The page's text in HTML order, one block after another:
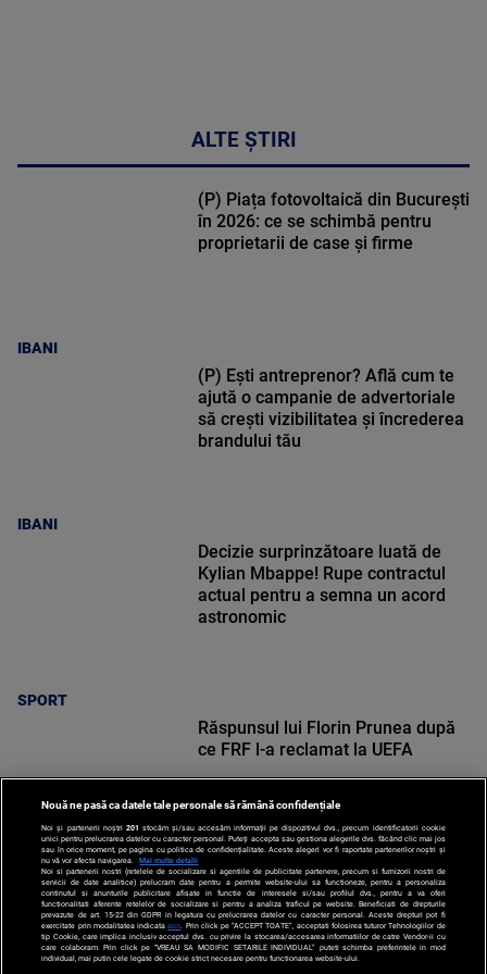
ALTE ȘTIRI
IBANI
(P) Piața fotovoltaică din București
în 2026: ce se schimbă pentru
proprietarii de case și firme
IBANI
(P) Ești antreprenor? Află cum te
ajută o campanie de advertoriale
să crești vizibilitatea și încrederea
brandului tău
SPORT
Decizie surprinzătoare luată de
Kylian Mbappe! Rupe contractul
actual pentru a semna un acord
astronomic
SPORT
Răspunsul lui Florin Prunea după
ce FRF l-a reclamat la UEFA
Nouă ne pasă ca datele tale personale să rămână confidențiale
Noi și partenerii noștri 201 stocăm și/sau accesăm informații pe dispozitivul dvs., precum identificatorii cookie
unici pentru prelucrarea datelor cu caracter personal. Puteți accepta sau gestiona alegerile dvs. făcând clic mai jos
sau în orice moment, pe pagina cu politica de confidențialitate. Aceste alegeri vor fi raportate partenerilor noștri și
nu vă vor afecta navigarea.
Mai multe detalii
Noi si partenerii nostri (retelele de socializare si agentiile de publicitate partenere, precum si furnizorii nostri de
servicii de date analitice) prelucram date pentru a permite website-ului sa functioneze, pentru a personaliza
continutul si anunturile publicitare afisate in functie de interesele si/sau profilul dvs., pentru a va oferi
functionalitati aferente retelelor de socializare si pentru a analiza traficul pe website. Beneficiati de drepturile
prevazute de art. 15-22 din GDPR in legatura cu prelucrarea datelor cu caracter personal. Aceste drepturi pot fi
exercitate prin modalitatea indicataaici . Prin click pe “ACCEPT TOATE”, acceptati folosirea tuturor Tehnologiilor de
tip Cookie, care implica inclusiv acceptul dvs. cu privire la stocarea/accesarea informatiilor de catre Vendor-ii cu
care colaboram. Prin click pe “VREAU SA MODIFIC SETARILE INDIVIDUAL” puteti schimba preferintele in mod
individual, mai putin cele legate de cookie strict necesare pentru functionarea website-ului.